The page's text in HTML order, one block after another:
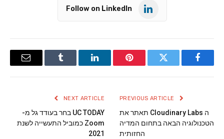
Follow on LinkedIn
Facebook
Twitter
Pinterest
LinkedIn
Tumblr
Email
ה Cloudinary Labs תאתר את
הטכנולוגיה הבאה בתחום המדיה
החזותית
NEXT ARTICLE
UC TODAY בחר בעודד גל מ-
Zoom כמוביל התעשייה לשנת
2021